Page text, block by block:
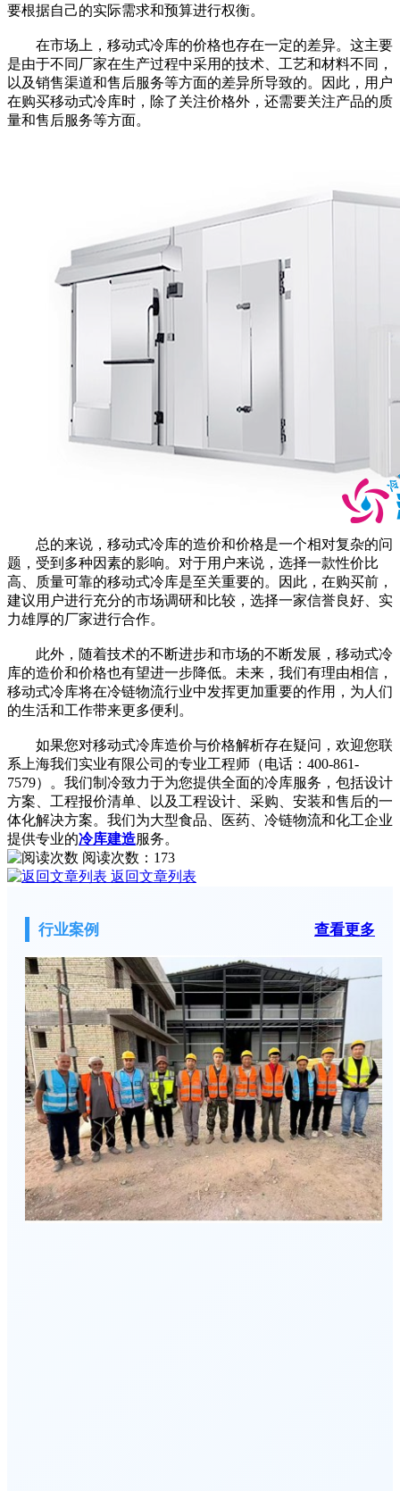
要根据自己的实际需求和预算进行权衡。
在市场上，移动式冷库的价格也存在一定的差异。这主要
是由于不同厂家在生产过程中采用的技术、工艺和材料不同，
以及销售渠道和售后服务等方面的差异所导致的。因此，用户
在购买移动式冷库时，除了关注价格外，还需要关注产品的质
量和售后服务等方面。
总的来说，移动式冷库的造价和价格是一个相对复杂的问
题，受到多种因素的影响。对于用户来说，选择一款性价比
高、质量可靠的移动式冷库是至关重要的。因此，在购买前，
建议用户进行充分的市场调研和比较，选择一家信誉良好、实
力雄厚的厂家进行合作。
此外，随着技术的不断进步和市场的不断发展，移动式冷
库的造价和价格也有望进一步降低。未来，我们有理由相信，
移动式冷库将在冷链物流行业中发挥更加重要的作用，为人们
的生活和工作带来更多便利。
如果您对移动式冷库造价与价格解析存在疑问，欢迎您联
系上海我们实业有限公司的专业工程师（电话：400-861-
7579）。我们制冷致力于为您提供全面的冷库服务，包括设计
方案、工程报价清单、以及工程设计、采购、安装和售后的一
体化解决方案。我们为大型食品、医药、冷链物流和化工企业
提供专业的冷库建造服务。
阅读次数： 173
返回文章列表
行业案例 查看更多